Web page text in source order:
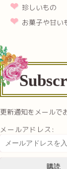
珍しいもの
お菓子や甘い
更新通知をメールで
メールアドレス: